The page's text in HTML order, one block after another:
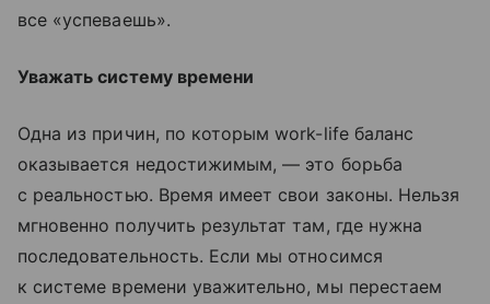
все «успеваешь».
Уважать систему времени
Одна из причин, по которым work-life баланс
оказывается недостижимым, — это борьба
с реальностью. Время имеет свои законы. Нельзя
мгновенно получить результат там, где нужна
последовательность. Если мы относимся
к системе времени уважительно, мы перестаем